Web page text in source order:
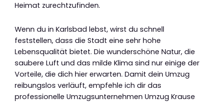
Heimat zurechtzufinden.
Wenn du in Karlsbad lebst, wirst du schnell
feststellen, dass die Stadt eine sehr hohe
Lebensqualität bietet. Die wunderschöne Natur, die
saubere Luft und das milde Klima sind nur einige der
Vorteile, die dich hier erwarten. Damit dein Umzug
reibungslos verläuft, empfehle ich dir das
professionelle Umzugsunternehmen Umzug Krause